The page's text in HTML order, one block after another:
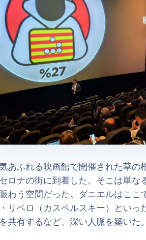
あふれる映画館で開催された草の
ロナの街に到着した。そこは単な
わう空間だった。ダニエルはここ
リベロ（カスペルスキー）とい
共有するなど、深い人脈を築いた。